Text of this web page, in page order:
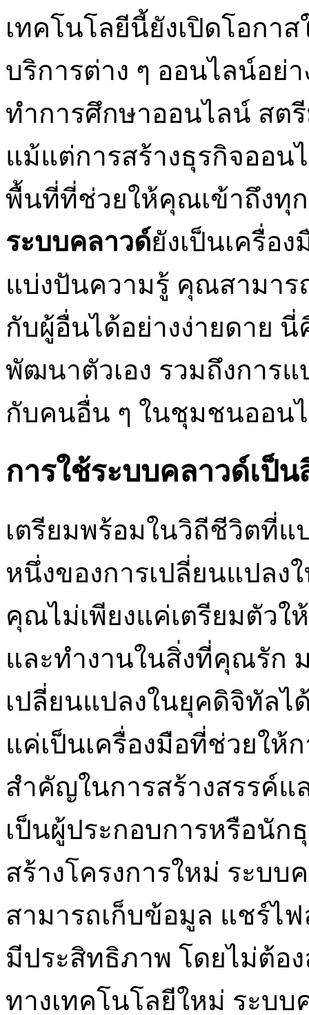
เทคโนโลยีนี้ยังเปิดโอกา
บริการต่าง ๆ ออนไลน์อย่
ทำการศึกษาออนไลน์ สต
แม้แต่การสร้างธุรกิจออน
พื้นที่ที่ช่วยให้คุณเข้าถึงทุ
ระบบคลาวด์ยังเป็นเครื่อ
แบ่งปันความรู้ คุณสามาร
กับผู้อื่นได้อย่างง่ายดาย
พัฒนาตัวเอง รวมถึงการ
กับคนอื่น ๆ ในชุมชนออน
การใช้ระบบคลาวด์เป็
เตรียมพร้อมในวิถีชีวิตที่แ
หนึ่งของการเปลี่ยนแปลง
คุณไม่เพียงแค่เตรียมตัวใ
และทำงานในสิ่งที่คุณรัก
เปลี่ยนแปลงในยุคดิจิทัลไ
แค่เป็นเครื่องมือที่ช่วยให้
สำคัญในการสร้างสรรค์
เป็นผู้ประกอบการหรือนัก
สร้างโครงการใหม่ ระบ
สามารถเก็บข้อมูล แชร์ไ
มีประสิทธิภาพ โดยไม่ต้อ
ทางเทคโนโลยีใหม่ ระบบ